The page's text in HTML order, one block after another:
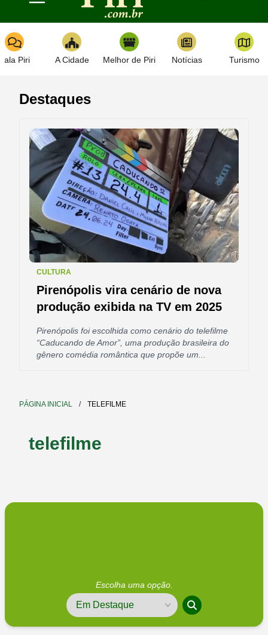
Toggle navigation
Piri A Cidade Melhor de Piri Notícias Turismo
Destaques
CULTURA
Pirenópolis vira cenário de nova
produção exibida na TV em 2025
Pirenópolis foi escolhida como cenário do telefilme
“Caducando de Amor”, uma produção brasileira do
gênero comédia romântica que propõe um...
PÁGINA INICIAL / TELEFILME
telefilme
Escolha uma opção.